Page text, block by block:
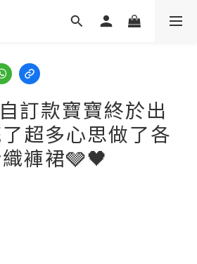
款寶寶終於出
超多心思做了各
褲裙🩶🖤